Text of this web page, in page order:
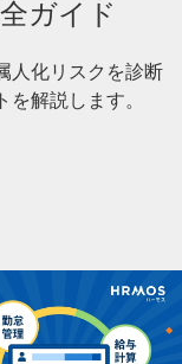
ガイド
人化リスクを診断
解説します。